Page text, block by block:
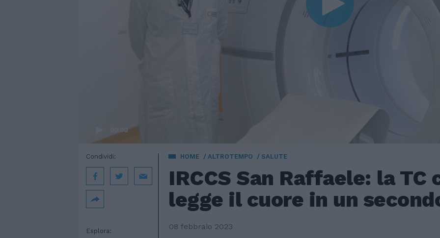
00:00
HOME ALTROTEMPO SALUTE
IRCCS San Raffaele: la TC
legge il cuore in un
08 febbraio 2023
Esplora:
Condividi: